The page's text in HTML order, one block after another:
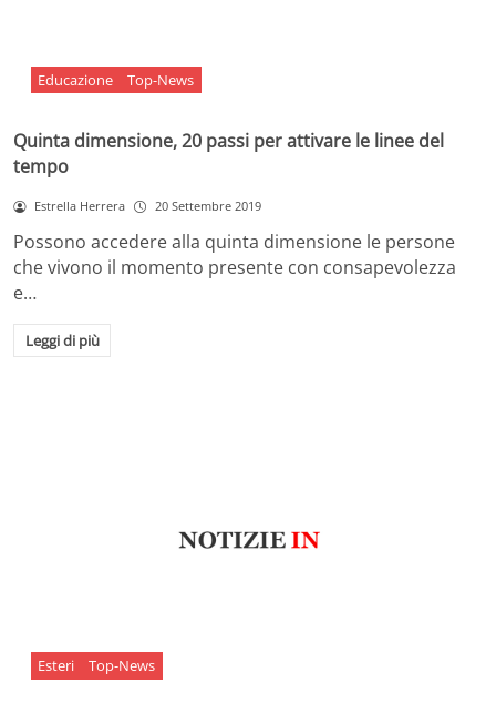
Educazione Top-News
Quinta dimensione, 20 passi per attivare le linee del
tempo
Estrella Herrera 20 Settembre 2019
Possono accedere alla quinta dimensione le persone
che vivono il momento presente con consapevolezza
e…
Leggi di più
Esteri Top-News